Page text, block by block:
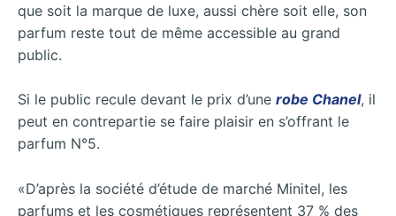
que soit la marque de luxe, aussi chère soit elle, son
parfum reste tout de même accessible au grand
public.
Si le public recule devant le prix d’une robe Chanel, il
peut en contrepartie se faire plaisir en s’offrant le
parfum N°5.
«D’après la société d’étude de marché Minitel, les
parfums et les cosmétiques représentent 37 % des